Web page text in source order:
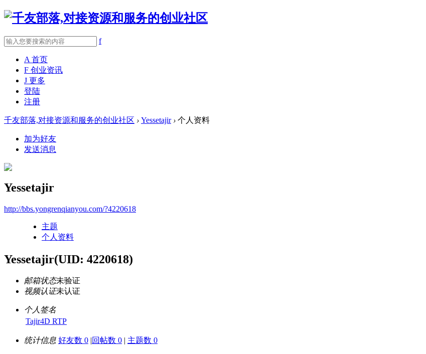
f
A 首页
F 创业资讯
J 更多
登陆
注册
千友部落,对接资源和服务的创业社区 › Yessetajir › 个人资料
加为好友
发送消息
Yessetajir
http://bbs.yongrenqianyou.com/?4220618
主题
个人资料
Yessetajir(UID: 4220618)
邮箱状态未验证
视频认证未认证
个人签名
Tajir4D RTP
统计信息 好友数 0 |回帖数 0 | 主题数 0